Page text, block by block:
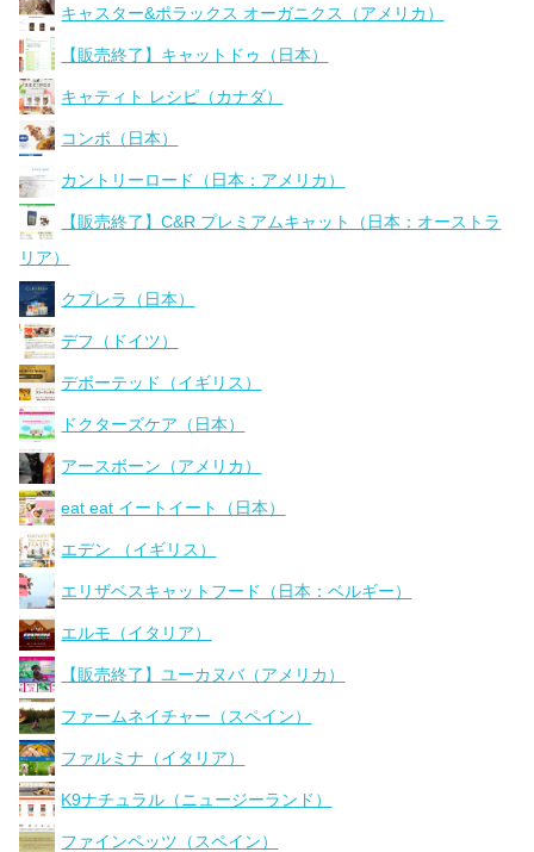
キャスター&ポラックス オーガニクス（アメリカ）
【販売終了】キャットドゥ（日本）
キャティト レシピ（カナダ）
コンボ（日本）
カントリーロード（日本：アメリカ）
【販売終了】C&R プレミアムキャット（日本：オーストラ
リア）
クプレラ（日本）
デフ（ドイツ）
デボーテッド（イギリス）
ドクターズケア（日本）
アースボーン（アメリカ）
eat eat イートイート（日本）
エデン （イギリス）
エリザベスキャットフード（日本：ベルギー）
エルモ（イタリア）
【販売終了】ユーカヌバ（アメリカ）
ファームネイチャー（スペイン）
ファルミナ（イタリア）
K9ナチュラル（ニュージーランド）
ファインペッツ（スペイン）